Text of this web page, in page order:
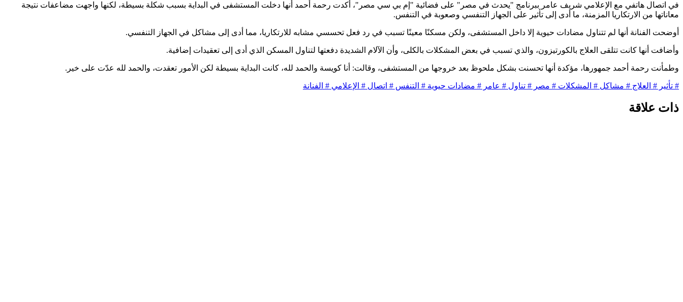
في اتصال هاتفي مع الإعلامي شريف عامر ببرنامج "يحدث في مصر" على فضائية "إم بي سي مصر"، أكدت رحمة أحمد أنها دخلت المستشفى في البداية بسبب شكلة بسيطة، لكنها واجهت مضاعفات نتيجة
معاناتها من الارتكاريا المزمنة، ما أدى إلى تأثير على الجهاز التنفسي وصعوبة في التنفس.
أوضحت الفنانة أنها لم تتناول مضادات حيوية إلا داخل المستشفى، ولكن مسكنًا معينًا تسبب في رد فعل تحسسي مشابه للارتكاريا، مما أدى إلى مشاكل في الجهاز التنفسي.
وأضافت أنها كانت تتلقى العلاج بالكورتيزون، والذي تسبب في بعض المشكلات بالكلى، وأن الآلام الشديدة دفعتها لتناول المسكن الذي أدى إلى تعقيدات إضافية.
وطمأنت رحمة أحمد جمهورها، مؤكدة أنها تحسنت بشكل ملحوظ بعد خروجها من المستشفى، وقالت: أنا كويسة والحمد لله، كانت البداية بسيطة لكن الأمور تعقدت، والحمد لله عدّت على خير.
# تأثير # العلاج # مشاكل # المشكلات # مصر # تناول # عامر # مضادات حيوية # التنفس # اتصال # الإعلامي # الفنانة
ذات علاقة